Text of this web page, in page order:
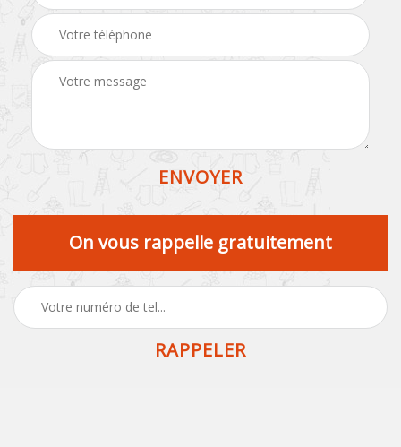
On vous rappelle gratuitement